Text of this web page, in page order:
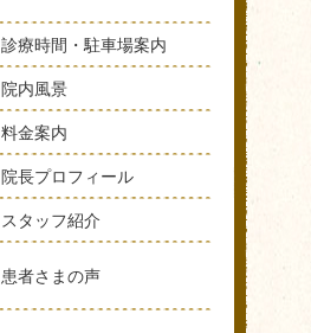
診療時間・駐車場案内
院内風景
料金案内
院長プロフィール
スタッフ紹介
患者さまの声